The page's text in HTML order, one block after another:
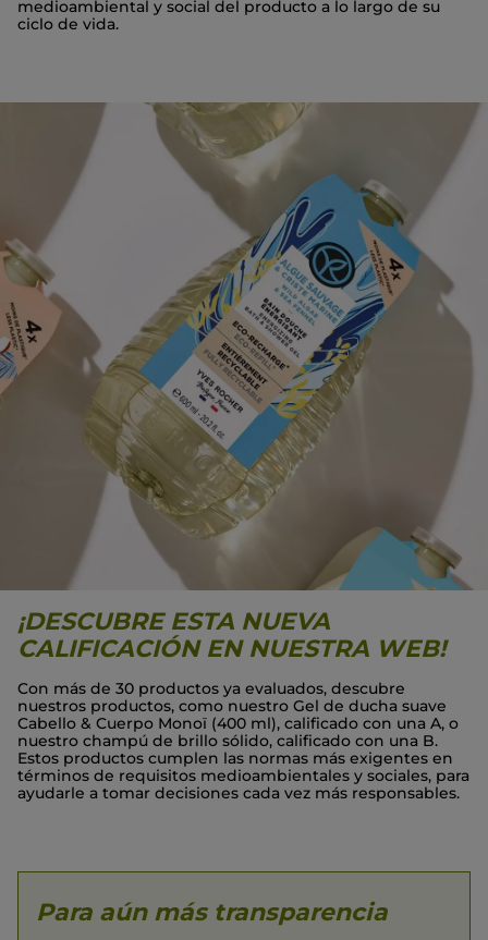
medioambiental y social del producto a lo largo de su
ciclo de vida.
¡DESCUBRE ESTA NUEVA
CALIFICACIÓN EN NUESTRA WEB!
Con más de 30 productos ya evaluados, descubre
nuestros productos, como nuestro Gel de ducha suave
Cabello & Cuerpo Monoï (400 ml), calificado con una A, o
nuestro champú de brillo sólido, calificado con una B.
Estos productos cumplen las normas más exigentes en
términos de requisitos medioambientales y sociales, para
ayudarle a tomar decisiones cada vez más responsables.
Para aún más transparencia